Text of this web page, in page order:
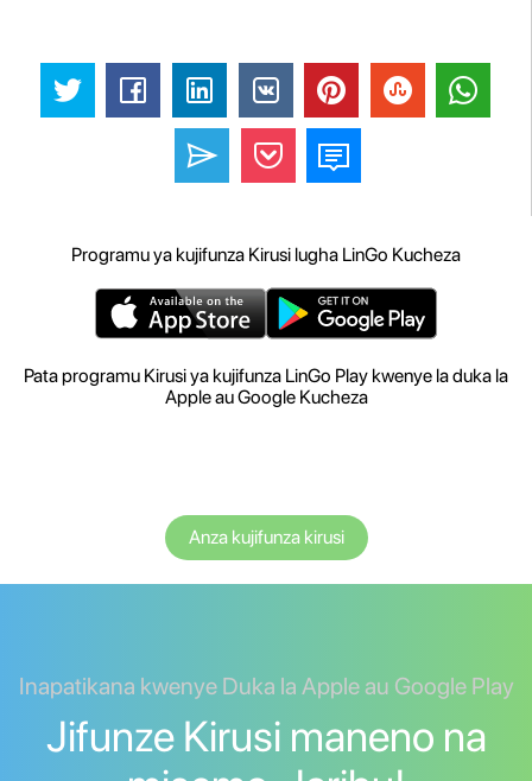
Programu ya kujifunza Kirusi lugha LinGo Kucheza
Pata programu Kirusi ya kujifunza LinGo Play kwenye la duka la
Apple au Google Kucheza
Anza kujifunza kirusi
Inapatikana kwenye Duka la Apple au Google Play
Jifunze Kirusi maneno na